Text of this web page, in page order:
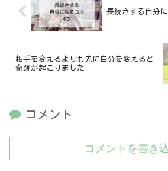
長続きする自分
相手を変えるよりも先に自分を変えると
奇跡が起こりました
コメント
コメントを書き